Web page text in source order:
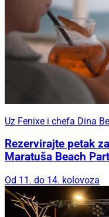
Uz Fenixe i chefa Dina
Rezervirajte petak
Maratuša Beach
Od 11. do 14. kolovoza